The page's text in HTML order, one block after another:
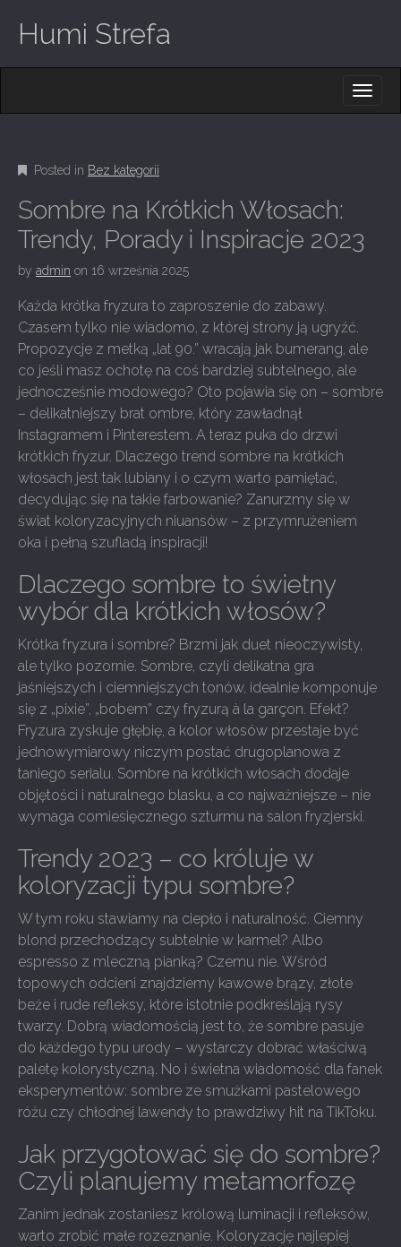
Humi Strefa
M
E
N
U
C
N
T
E
N
T
Posted in Bez kategorii
Sombre na Krótkich Włosach:
Trendy, Porady i Inspiracje 2023
by admin on 16 września 2025
Każda krótka fryzura to zaproszenie do zabawy.
Czasem tylko nie wiadomo, z której strony ją ugryźć.
Propozycje z metką „lat 90.” wracają jak bumerang, ale
co jeśli masz ochotę na coś bardziej subtelnego, ale
jednocześnie modowego? Oto pojawia się on – sombre
– delikatniejszy brat ombre, który zawładnął
Instagramem i Pinterestem. A teraz puka do drzwi
krótkich fryzur. Dlaczego trend sombre na krótkich
włosach jest tak lubiany i o czym warto pamiętać,
decydując się na takie farbowanie? Zanurzmy się w
świat koloryzacyjnych niuansów – z przymrużeniem
oka i pełną szufladą inspiracji!
Dlaczego sombre to świetny
wybór dla krótkich włosów?
Krótka fryzura i sombre? Brzmi jak duet nieoczywisty,
ale tylko pozornie. Sombre, czyli delikatna gra
jaśniejszych i ciemniejszych tonów, idealnie komponuje
się z „pixie”, „bobem” czy fryzurą à la garçon. Efekt?
Fryzura zyskuje głębię, a kolor włosów przestaje być
jednowymiarowy niczym postać drugoplanowa z
taniego serialu. Sombre na krótkich włosach dodaje
objętości i naturalnego blasku, a co najważniejsze – nie
wymaga comiesięcznego szturmu na salon fryzjerski.
Trendy 2023 – co króluje w
koloryzacji typu sombre?
W tym roku stawiamy na ciepło i naturalność. Ciemny
blond przechodzący subtelnie w karmel? Albo
espresso z mleczną pianką? Czemu nie. Wśród
topowych odcieni znajdziemy kawowe brązy, złote
beże i rude refleksy, które istotnie podkreślają rysy
twarzy. Dobrą wiadomością jest to, że sombre pasuje
do każdego typu urody – wystarczy dobrać właściwą
paletę kolorystyczną. No i świetna wiadomość dla fanek
eksperymentów: sombre ze smużkami pastelowego
różu czy chłodnej lawendy to prawdziwy hit na TikToku.
Jak przygotować się do sombre?
Czyli planujemy metamorfozę
Zanim jednak zostaniesz królową luminacji i refleksów,
warto zrobić małe rozeznanie. Koloryzację najlepiej